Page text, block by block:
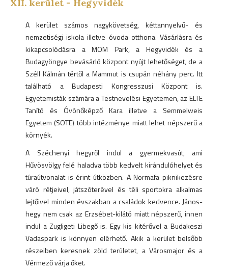
XII. kerület - Hegyvidék
A kerület számos nagykövetség, kéttannyelvű- és
nemzetiségi iskola illetve óvoda otthona. Vásárlásra és
kikapcsolódásra a MOM Park, a Hegyvidék és a
Budagyöngye bevásárló központ nyújt lehetőséget, de a
Széll Kálmán tértől a Mammut is csupán néhány perc. Itt
található a Budapesti Kongresszusi Központ is.
Egyetemisták számára a Testnevelési Egyetemen, az ELTE
Tanító és Óvónőképző Kara illetve a Semmelweis
Egyetem (SOTE) több intézménye miatt lehet népszerű a
környék.
A Széchenyi hegyről indul a gyermekvasút, ami
Hűvösvölgy felé haladva több kedvelt kirándulóhelyet és
túraútvonalat is érint útközben. A Normafa piknikezésre
váró rétjeivel, játszóterével és téli sportokra alkalmas
lejtőivel minden évszakban a családok kedvence. János-
hegy nem csak az Erzsébet-kilátó miatt népszerű, innen
indul a Zugligeti Libegő is. Egy kis kitérővel a Budakeszi
Vadaspark is könnyen elérhető. Akik a kerület belsőbb
részeiben keresnek zöld területet, a Városmajor és a
Vérmező várja őket.